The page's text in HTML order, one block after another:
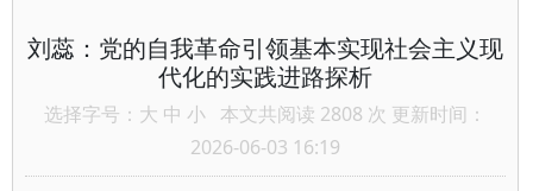
刘蕊：党的自我革命引领基本实现社会主义现
代化的实践进路探析
选择字号： 大 中 小 本文共阅读 2808 次 更新时间：
2026-06-03 16:19